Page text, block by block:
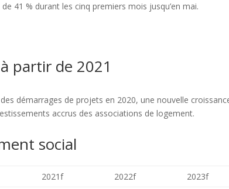
41 % durant les cinq premiers mois jusqu’en mai.
partir de 2021
démarrages de projets en 2020, une nouvelle
accrus des associations de logement.
social
2021f 2022f
2023f